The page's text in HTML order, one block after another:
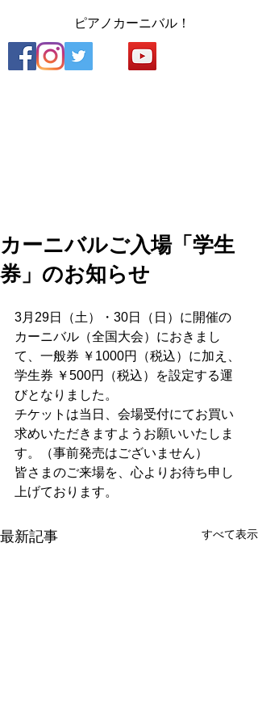
ピアノカーニバル！
カーニバルご入場「学生
券」のお知らせ
3月29日（土）・30日（日）に開催の
カーニバル（全国大会）におきまし
て、一般券 ￥1000円（税込）に加え、
学生券 ￥500円（税込）を設定する運
びとなりました。
チケットは当日、会場受付にてお買い
求めいただきますようお願いいたしま
す。（事前発売はございません）
皆さまのご来場を、心よりお待ち申し
上げております。
最新記事 すべて表示